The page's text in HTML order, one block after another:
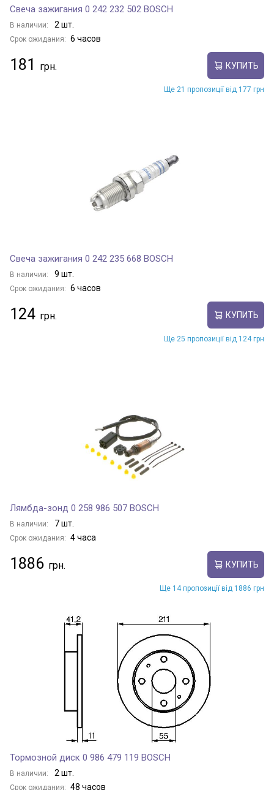
Свеча зажигания 0 242 232 502 BOSCH
В наличии: 2 шт.
Срок ожидания: 6 часов
181 КУПИТЬ
Ще 21 пропозиції від 177 грн
Свеча зажигания 0 242 235 668 BOSCH
В наличии: 9 шт.
Срок ожидания: 6 часов
124 КУПИТЬ
Ще 25 пропозиції від 124 грн
Лямбда-зонд 0 258 986 507 BOSCH
В наличии: 7 шт.
Срок ожидания: 4 часа
1886 КУПИТЬ
Ще 14 пропозиції від 1886 грн
Тормозной диск 0 986 479 119 BOSCH
В наличии: 2 шт.
Срок ожидания: 48 часов